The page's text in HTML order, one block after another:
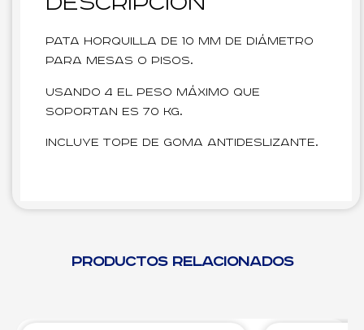
Pata horquilla de 10 mm de diámetro
para mesas o pisos.
Usando 4 el peso máximo que
soportan es 70 kg.
Incluye tope de goma antideslizante.
Productos relacionados